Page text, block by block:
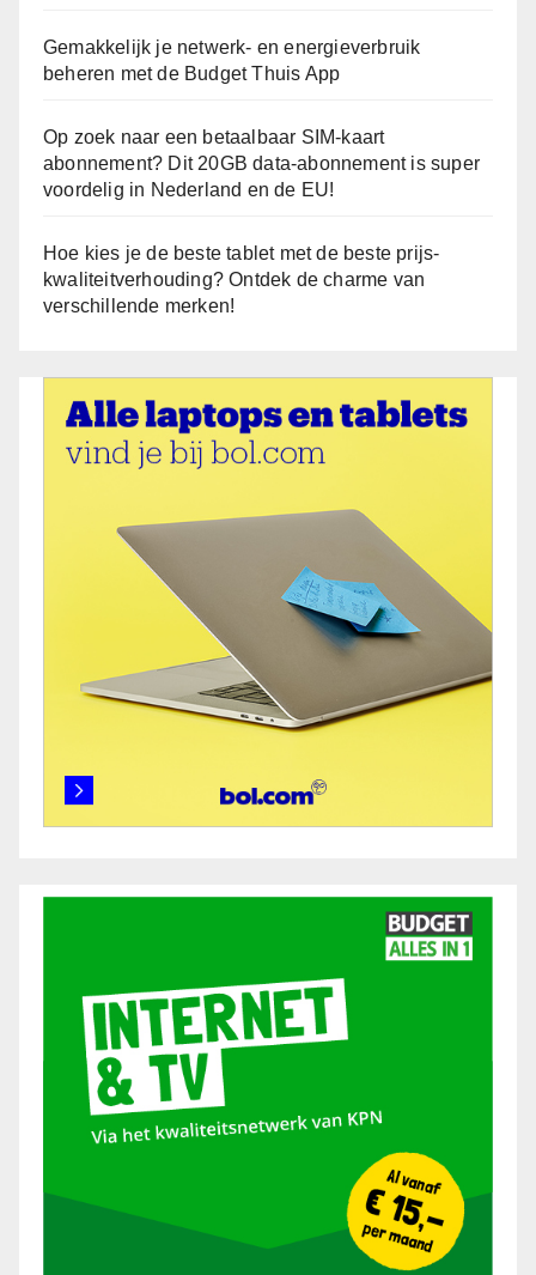
Gemakkelijk je netwerk- en energieverbruik
beheren met de Budget Thuis App
Op zoek naar een betaalbaar SIM-kaart
abonnement? Dit 20GB data-abonnement is super
voordelig in Nederland en de EU!
Hoe kies je de beste tablet met de beste prijs-
kwaliteitverhouding? Ontdek de charme van
verschillende merken!